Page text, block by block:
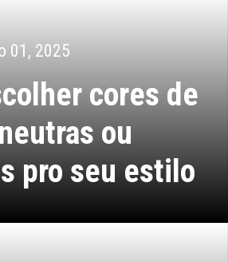
01, 2025
cores de
ou
pro seu estilo